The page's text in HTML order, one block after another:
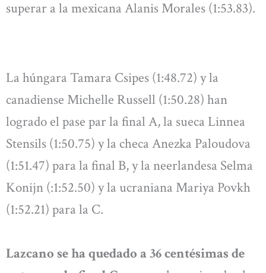
superar a la mexicana Alanis Morales (1:53.83).
La húngara Tamara Csipes (1:48.72) y la
canadiense Michelle Russell (1:50.28) han
logrado el pase par la final A, la sueca Linnea
Stensils (1:50.75) y la checa Anezka Paloudova
(1:51.47) para la final B, y la neerlandesa Selma
Konijn (:1:52.50) y la ucraniana Mariya Povkh
(1:52.21) para la C.
Lazcano se ha quedado a 36 centésimas de